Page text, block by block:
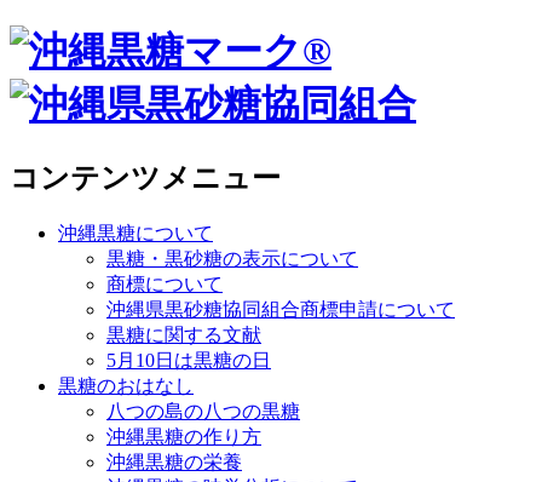
コンテンツメニュー
沖縄黒糖について
黒糖・黒砂糖の表示について
商標について
沖縄県黒砂糖協同組合商標申請について
黒糖に関する文献
5月10日は黒糖の日
黒糖のおはなし
八つの島の八つの黒糖
沖縄黒糖の作り方
沖縄黒糖の栄養